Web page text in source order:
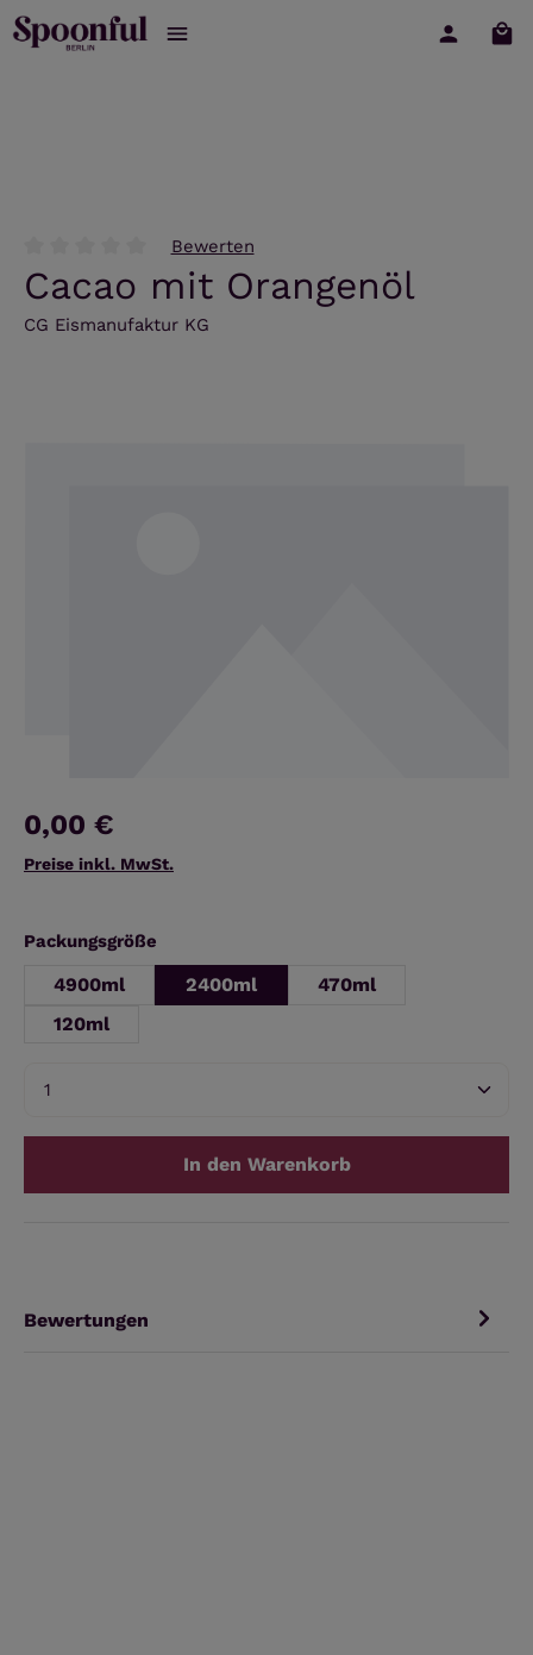
Zum Hauptinhalt springen
Durchschnittliche Bewertung von 0 von 5 Sternen
Bewerten
Cacao mit Orangenöl
CG Eismanufaktur KG
0,00 €
Preise inkl. MwSt.
Packungsgröße
4900ml 2400ml
470ml
120ml
Produkt Anzahl: Gib den gewünschten Wert
In den Warenkorb
Bewertungen